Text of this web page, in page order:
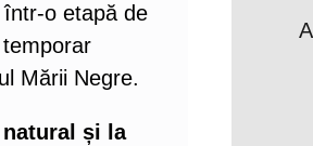
o etapă de
Mării Negre.
și la